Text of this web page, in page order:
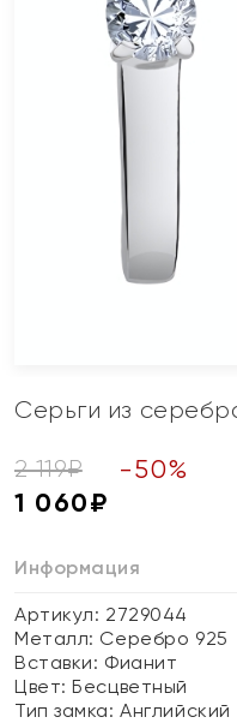
Серьги из
2 119₽ -50%
1 060₽
Информация
Артикул: 2729044
Металл: Серебро 925
Вставки: Фианит
Цвет:Бесцветный
Тип замка:Английский